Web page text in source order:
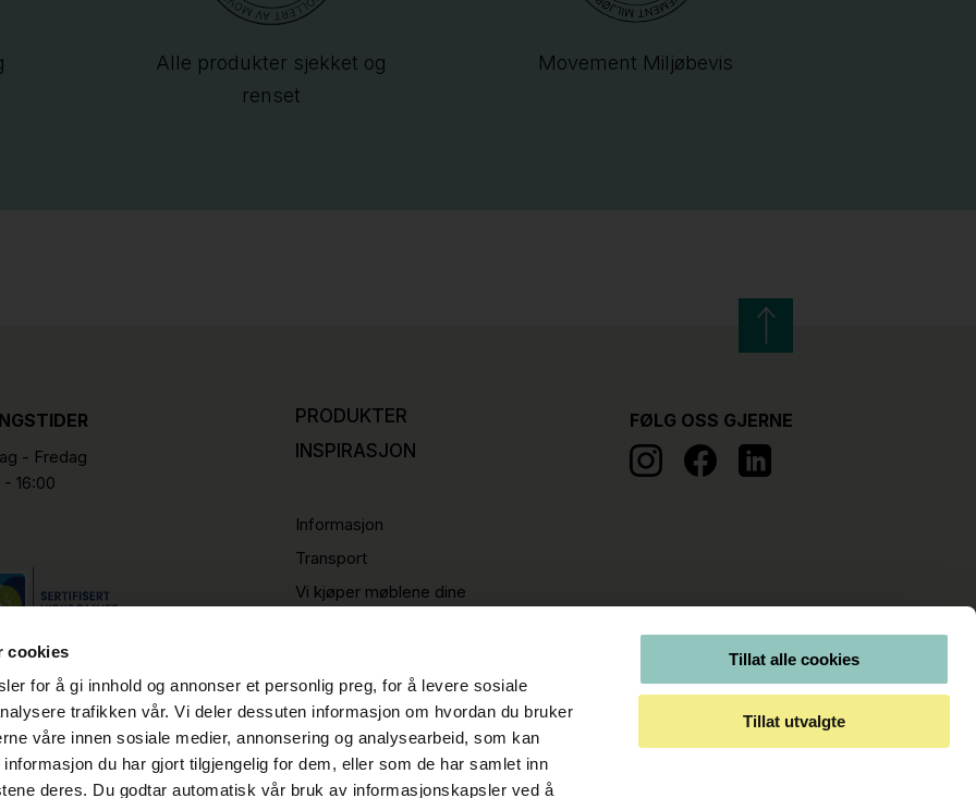
cookies
for å gi innhold og annonser et personlig preg, for å levere sosiale
trafikken vår. Vi deler dessuten informasjon om hvordan du bruker
våre innen sosiale medier, annonsering og analysearbeid, som kan
du har gjort tilgjengelig for dem, eller som de har samlet inn
deres. Du godtar automatisk vår bruk av informasjonskapsler ved å
Tillat alle cookies
Tillat utvalgte
Alle produkter sjekket og
renset
Movement Miljøbevis
- Fredag
16:00
PRODUKTER
INSPIRASJON
Informasjon
Transport
Vi kjøper møblene dine
FØLG OSS GJERNE